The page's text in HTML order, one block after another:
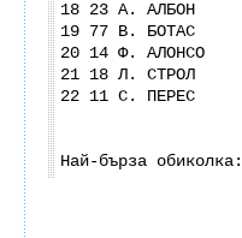
18 23 А.
19 77 В.
20 14 Ф.
21 18 Л.
22 11 С.
Най-бърза